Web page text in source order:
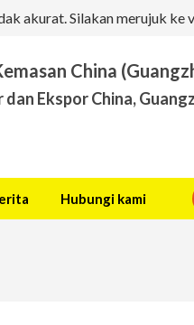
akurat. Silakan merujuk ke
China
Ekspor China,
Hubungi kami